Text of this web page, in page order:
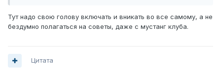
Тут надо свою голову включать и вникать во все самому, а не
бездумно полагаться на советы, даже с мустанг клуба.
Цитата